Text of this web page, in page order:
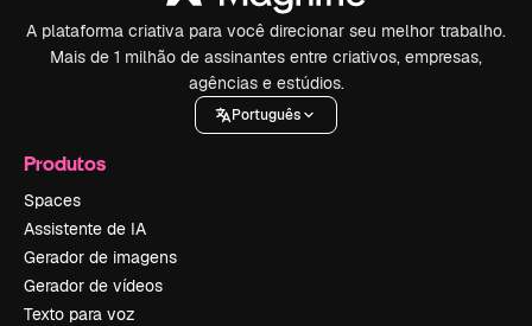
A plataforma criativa para você direcionar seu melhor trabalho.
Mais de 1 milhão de assinantes entre criativos, empresas,
agências e estúdios.
Português
Produtos
Spaces
Assistente de IA
Gerador de imagens
Gerador de vídeos
Texto para voz